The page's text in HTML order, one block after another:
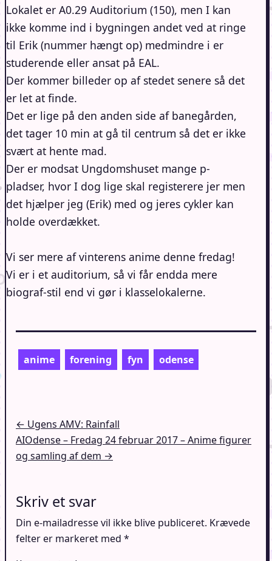
Lokalet er A0.29 Auditorium (150), men I kan
ikke komme ind i bygningen andet ved at ringe
til Erik (nummer hængt op) medmindre i er
studerende eller ansat på EAL.
Der kommer billeder op af stedet senere så det
er let at finde.
Det er lige på den anden side af banegården,
det tager 10 min at gå til centrum så det er ikke
svært at hente mad.
Der er modsat Ungdomshuset mange p-
pladser, hvor I dog lige skal registerere jer men
det hjælper jeg (Erik) med og jeres cykler kan
holde overdækket.
Vi ser mere af vinterens anime denne fredag!
Vi er i et auditorium, så vi får endda mere
biograf-stil end vi gør i klasselokalerne.
anime forening fyn odense
Indlægsnavigation
← Ugens AMV: Rainfall
AIOdense – Fredag 24 februar 2017 – Anime figurer
og samling af dem →
Skriv et svar
Din e-mailadresse vil ikke blive publiceret. Krævede
felter er markeret med *